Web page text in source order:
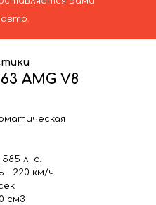
AMG V8
л. с.
– 220 км/ч
см3